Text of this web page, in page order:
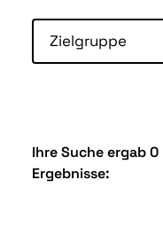
Zielgruppe
Ihre Suche ergab 0
Ergebnisse: